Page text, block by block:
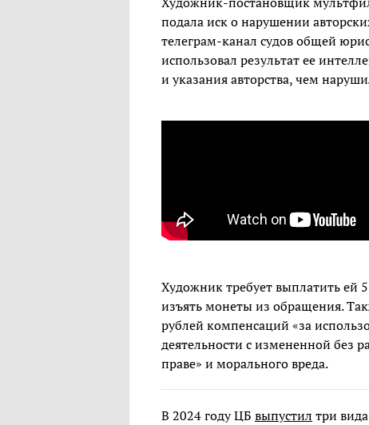
подала иск о нарушении
телеграм-канал судов общей
использовал результат ее
и указания авторства, чем
Художник требует выплатить ей
изъять монеты из обращения.
рублей компенсаций «за
деятельности с измененной без
праве» и морального вреда.
В 2024 году ЦБ выпустил три